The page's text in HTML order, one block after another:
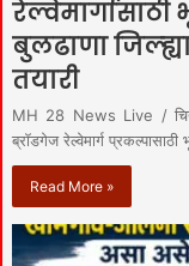
रेल्वेमार्गासाठी
बुलढाणा
तयारी
MH 28 News Live /
ब्रॉडगेज रेल्वेमार्ग
Read More »